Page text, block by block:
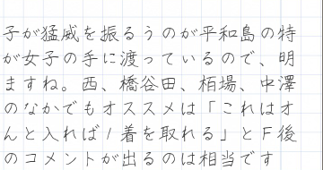
が猛威を振るうのが平和島の特
女子の手に渡っているので、明
すね。西、橋谷田、栢場、中澤
なかでもオススメは「これはオ
と入れば１着を取れる」とＦ後
コメントが出るのは相当です